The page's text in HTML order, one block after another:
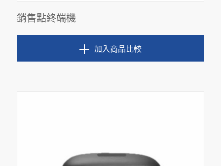
銷售點終端機
加入商品比較